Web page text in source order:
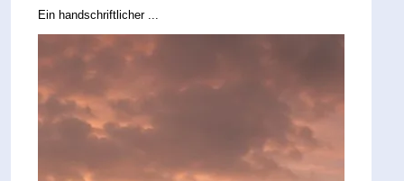
Ein handschriftlicher ...